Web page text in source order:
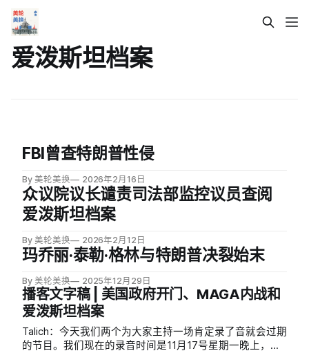
爱泼斯坦档案
FBI曾查特朗普性侵
By 美轮美换 2026年2月16日
众议院议长谴责司法部监控议员查阅
爱泼斯坦档案
By 美轮美换 2026年2月12日
玛乔丽·泰勒·格林与特朗普决裂始末
By 美轮美换 2025年12月29日
播客文字稿 | 美国政府开门、MAGA内战和
爱泼斯坦档案
Talich：今天我们两个为大家主持一场肯定录了音就会过期
的节目。我们现在的录音时间是11月17号星期一晚上，因